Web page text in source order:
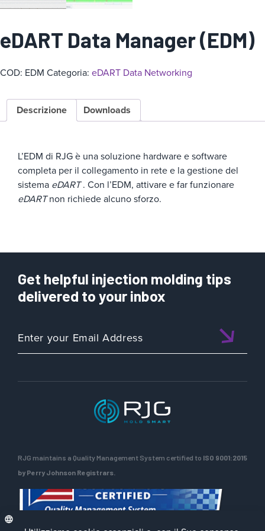
g
r
a
eDART Data Manager (EDM)
COD: EDM Categoria: eDART Data Networking
Descrizione Downloads
L’EDM di RJG è una soluzione hardware e software
completa per il collegamento in rete e la gestione del
sistema eDART. Con l’EDM, attivare e far funzionare
eDARTnon richiede alcuno sforzo.
Get helpful injection molding tips
delivered to your inbox
RJG maintains a Quality Management System certified to ISO 9001:2015
by Perry Johnson Registrars.